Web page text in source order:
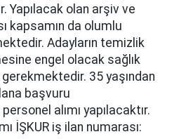
Yapılacak olan arşiv ve
kapsamın da olumlu
Adayların temizlik
engel olacak sağlık
35 yaşından
başvuru
alımı yapılacaktır.
İŞKUR iş ilan numarası: